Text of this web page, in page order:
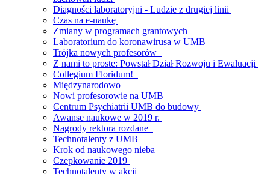
Diagności laboratoryjni - Ludzie z drugiej linii
Czas na e-naukę
Zmiany w programach grantowych
Laboratorium do koronawirusa w UMB
Trójka nowych profesorów
Z nami to proste: Powstał Dział Rozwoju i Ewaluacji
Collegium Floridum!
Międzynarodowo
Nowi profesorowie na UMB
Centrum Psychiatrii UMB do budowy
Awanse naukowe w 2019 r.
Nagrody rektora rozdane
Technotalenty z UMB
Krok od naukowego nieba
Czepkowanie 2019
Technotalenty w akcji